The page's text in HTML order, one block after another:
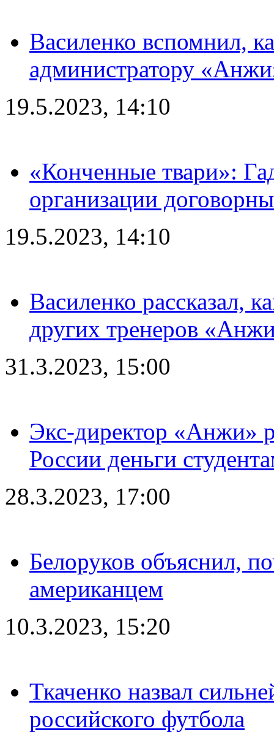
Василенко вспомнил,
администратору
19.5.2023, 14:10
«Конченные твари»:
организации
19.5.2023, 14:10
Василенко рассказал,
других тренеров
31.3.2023, 15:00
Экс-директор «Анжи»
России деньги
28.3.2023, 17:00
Белоруков объяснил,
американцем
10.3.2023, 15:20
Ткаченко назвал
российского футбола